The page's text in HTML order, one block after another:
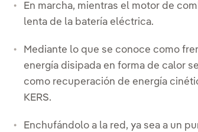
En marcha, mientras el motor de
lenta de la batería eléctrica.
Mediante lo que se conoce como
energía disipada en forma de calor
como recuperación de energía
KERS.
Enchufándolo a la red, ya sea a un